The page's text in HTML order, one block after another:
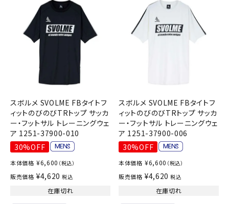
スボルメ SVOLME FBタイトフ
ィットのびのびTRトップ サッカ
ー・フットサル トレーニングウェ
ア 1251-37900-010
30%OFF
本体価格 ¥6,600 （税込）
販売価格 ¥4,620 税込
在庫切れ
スボルメ SVOLME FBタイトフ
ィットのびのびTRトップ サッカ
ー・フットサル トレーニングウェ
ア 1251-37900-006
30%OFF
本体価格 ¥6,600 （税込）
販売価格 ¥4,620 税込
在庫切れ